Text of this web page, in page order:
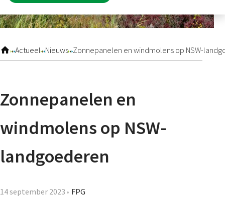
Actueel Nieuws Zonnepanelen en windmolens op NSW-
Zonnepanelen en
windmolens op NSW-
landgoederen
14 september 2023 FPG
Nieuwsbrief